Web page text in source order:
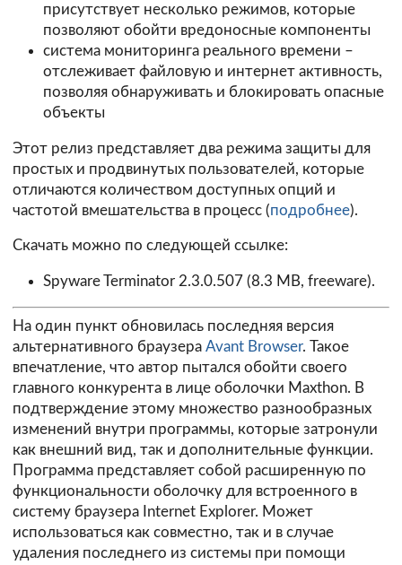
присутствует несколько режимов, которые
позволяют обойти вредоносные компоненты
система мониторинга реального времени –
отслеживает файловую и интернет активность,
позволяя обнаруживать и блокировать опасные
объекты
Этот релиз представляет два режима защиты для
простых и продвинутых пользователей, которые
отличаются количеством доступных опций и
частотой вмешательства в процесс (подробнее).
Скачать можно по следующей ссылке:
Spyware Terminator 2.3.0.507 (8.3 MB, freeware).
На один пункт обновилась последняя версия
альтернативного браузера Avant Browser. Такое
впечатление, что автор пытался обойти своего
главного конкурента в лице оболочки Maxthon. В
подтверждение этому множество разнообразных
изменений внутри программы, которые затронули
как внешний вид, так и дополнительные функции.
Программа представляет собой расширенную по
функциональности оболочку для встроенного в
систему браузера Internet Explorer. Может
использоваться как совместно, так и в случае
удаления последнего из системы при помощи